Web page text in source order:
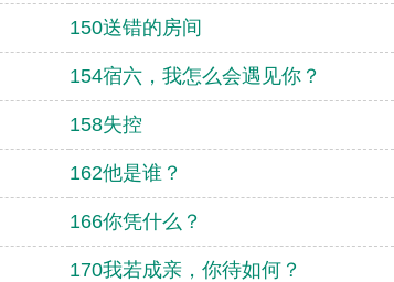
150送错的房间
154宿六，我怎么会遇见你？
158失控
162他是谁？
166你凭什么？
170我若成亲，你待如何？